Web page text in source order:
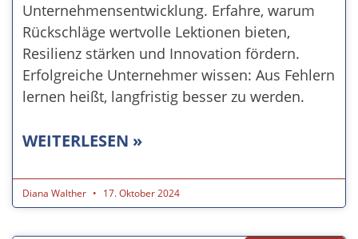
Unternehmensentwicklung. Erfahre, warum
Rückschläge wertvolle Lektionen bieten,
Resilienz stärken und Innovation fördern.
Erfolgreiche Unternehmer wissen: Aus Fehlern
lernen heißt, langfristig besser zu werden.
WEITERLESEN »
Diana Walther 17. Oktober 2024